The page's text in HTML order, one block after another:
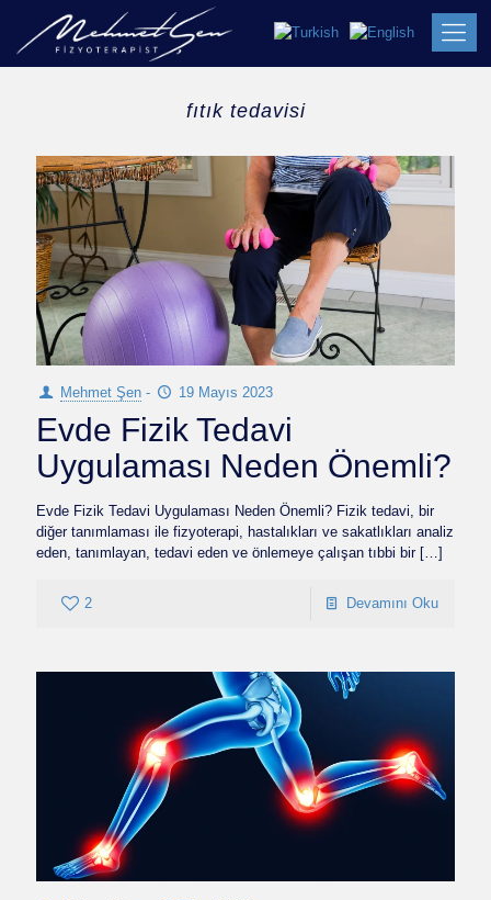
fıtık tedavisi
Mehmet Şen - 19 Mayıs 2023
Evde Fizik Tedavi
Uygulaması Neden Önemli?
Evde Fizik Tedavi Uygulaması Neden Önemli? Fizik tedavi, bir
diğer tanımlaması ile fizyoterapi, hastalıkları ve sakatlıkları analiz
eden, tanımlayan, tedavi eden ve önlemeye çalışan tıbbi bir[…]
2 Devamını Oku